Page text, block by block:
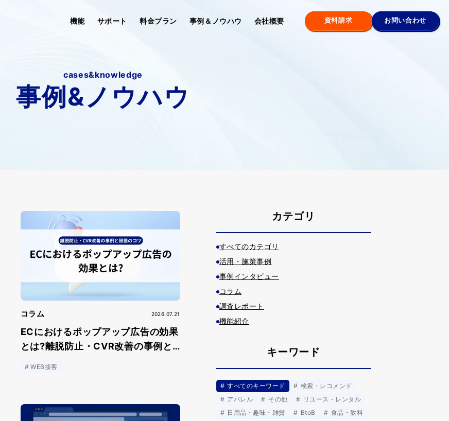
機能 サポート 料金プラン 事例＆ノウハウ 会社概要 資料請求 お問い合わせ
cases&knowledge
事例&ノウハウ
コラム 2026.07.21
ECにおけるポップアップ広告の効果
とは?離脱防止・CVR改善の事例と
WEB接客
カテゴリ
すべてのカテゴリ
活用・施策事例
事例インタビュー
コラム
調査レポート
機能紹介
キーワード
すべてのキーワード
検索・レコメンド
アパレル
その他
リユース・レンタル
日用品・趣味・雑貨
BtoB
食品・飲料